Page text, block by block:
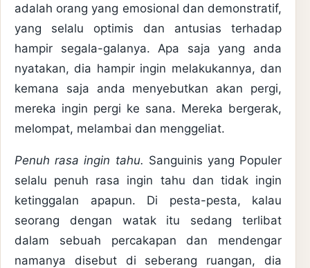
adalah orang yang emosional dan demonstratif,
yang selalu optimis dan antusias terhadap
hampir segala-galanya. Apa saja yang anda
nyatakan, dia hampir ingin melakukannya, dan
kemana saja anda menyebutkan akan pergi,
mereka ingin pergi ke sana. Mereka bergerak,
melompat, melambai dan menggeliat.
Penuh rasa ingin tahu. Sanguinis yang Populer
selalu penuh rasa ingin tahu dan tidak ingin
ketinggalan apapun. Di pesta-pesta, kalau
seorang dengan watak itu sedang terlibat
dalam sebuah percakapan dan mendengar
namanya disebut di seberang ruangan, dia